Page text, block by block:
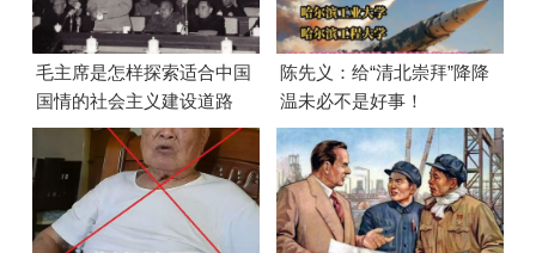
毛主席是怎样探索适合中国
国情的社会主义建设道路
的？
陈先义：给“清北崇拜”降降
温未必不是好事！